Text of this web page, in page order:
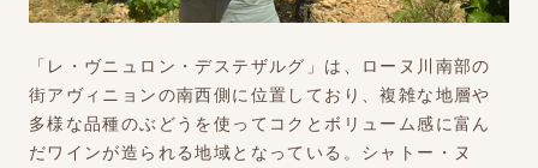
「レ・ヴニュロン・デステザルグ」は、ローヌ川南部の
街アヴィニョンの南西側に位置しており、複雑な地層や
多様な品種のぶどうを使ってコクとボリューム感に富ん
だワインが造られる地域となっている。シャトー・ヌ